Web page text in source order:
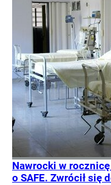
Nawrocki w
o SAFE. Zwrócił się